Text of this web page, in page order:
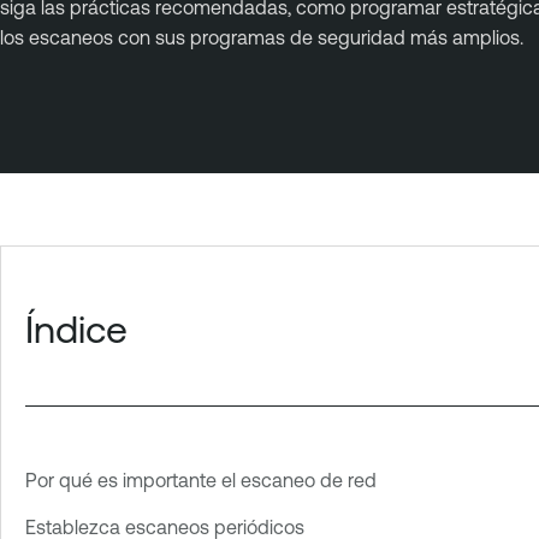
siga las prácticas recomendadas, como programar
los escaneos con sus programas de seguridad más amplios.
Índice
Por qué es importante el escaneo de red
Establezca escaneos periódicos